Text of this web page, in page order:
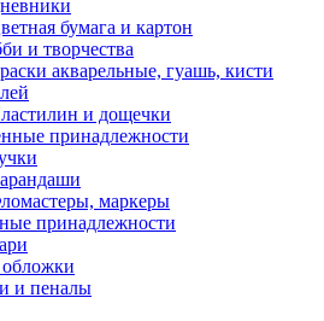
бумага и картон
и творчества
акварельные, гуашь, кисти
и дощечки
принадлежности
маркеры
принадлежности
и пеналы